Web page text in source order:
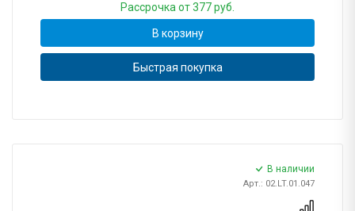
Рассрочка от 377 руб.
В корзину
Быстрая покупка
В наличии
Арт.: 02.LT.01.047